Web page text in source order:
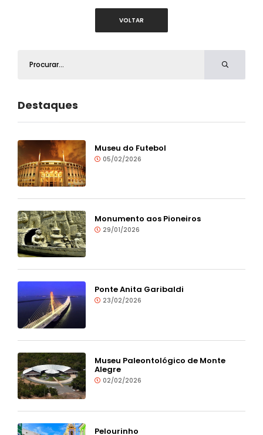
VOLTAR
Destaques
Museu do Futebol
05/02/2026
Monumento aos Pioneiros
29/01/2026
Ponte Anita Garibaldi
23/02/2026
Museu Paleontológico de Monte
Alegre
02/02/2026
Pelourinho